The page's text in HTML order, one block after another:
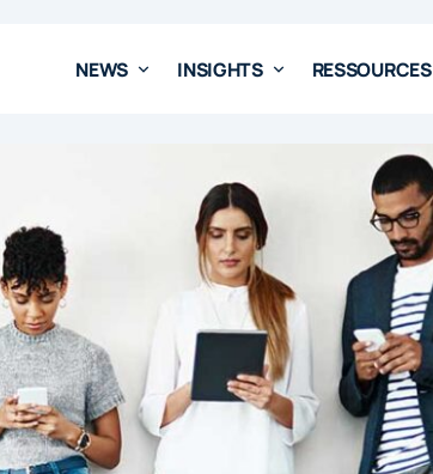
NEWS INSIGHTS RESSOURCES